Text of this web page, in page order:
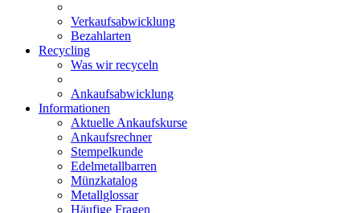
Verkaufsabwicklung
Bezahlarten
Recycling
Was wir recyceln
Ankaufsabwicklung
Informationen
Aktuelle Ankaufskurse
Ankaufsrechner
Stempelkunde
Edelmetallbarren
Münzkatalog
Metallglossar
Häufige Fragen